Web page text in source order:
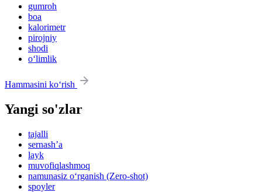
gumroh
boa
kalorimetr
pirojniy
shodi
o‘limlik
Hammasini ko‘rish
Yangi so'zlar
tajalli
sernash’a
layk
muvofiqlashmoq
namunasiz o‘rganish (Zero-shot)
spoyler